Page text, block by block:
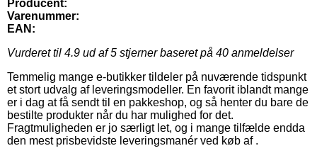
Producent:
Varenummer:
EAN:
Vurderet til 4.9 ud af 5 stjerner baseret på 40 anmeldelser
Temmelig mange e-butikker tildeler på nuværende tidspunkt
et stort udvalg af leveringsmodeller. En favorit iblandt mange
er i dag at få sendt til en pakkeshop, og så henter du bare de
bestilte produkter når du har mulighed for det.
Fragtmuligheden er jo særligt let, og i mange tilfælde endda
den mest prisbevidste leveringsmanér ved køb af .